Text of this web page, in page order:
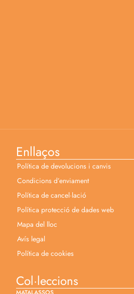
Enllaços
Política de devolucions i canvis
Condicions d’enviament
Política de cancel·lació
Política protecció de dades web
Mapa del lloc
Avís legal
Política de cookies
Col·leccions